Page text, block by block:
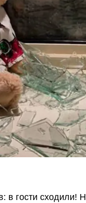
в гости сходили!